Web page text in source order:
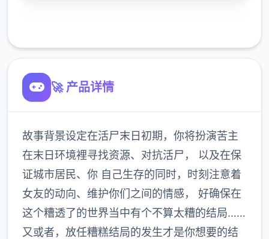
🚀 产品详情
故事背景设定在活尸末日初期，你将扮演苦主
在末日环境裡寻找资源、对抗活尸， 以及在保
证城市居民、你 自己生存的同时，时刻注意着
女友的动向、维护你们之间的情感， 好确保在
这个糟透了的世界当中有个不算太糟的结局……
又或者，放任糟糕结局的发生才是你想要的结